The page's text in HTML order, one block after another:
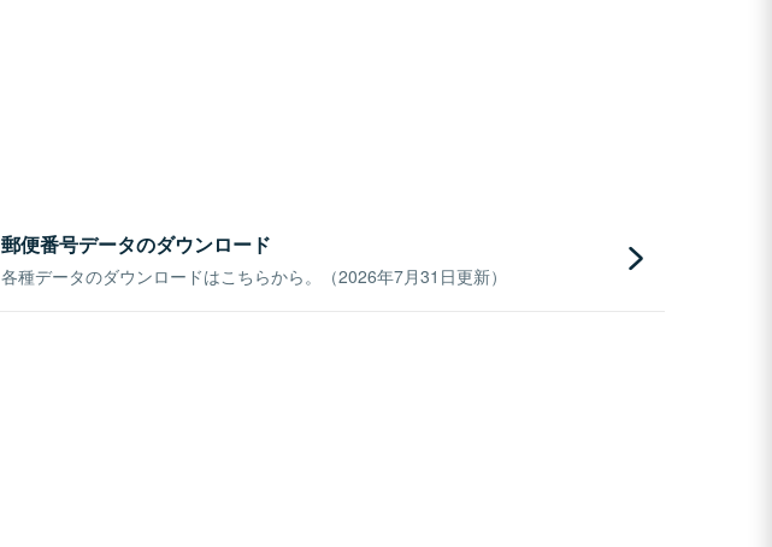
郵便番号データのダウンロード
各種データのダウンロードはこちらから。（2026年7月31日更新）